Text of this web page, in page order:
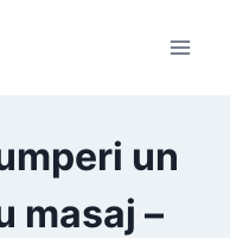
un
masaj –